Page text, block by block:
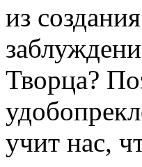
из
Творца?
учит нас,